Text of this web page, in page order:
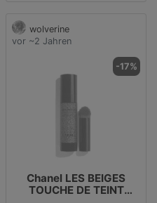
wolverine
vor ~2 Jahren
-17%
Chanel LES BEIGES
TOUCHE DE TEINT